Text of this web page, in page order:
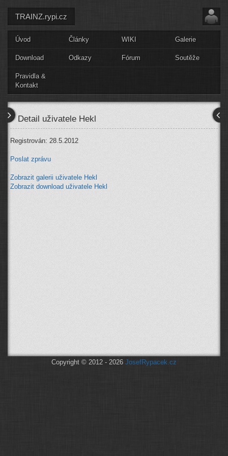
TRAINZ.rypi.cz
Úvod Články WIKI Galerie
Download Odkazy Fórum Soutěže
Pravidla &
Kontakt
Detail uživatele Hekl
Registrován: 28.5.2012
Poslat zprávu
Zobrazit galerii uživatele Hekl
Zobrazit download uživatele Hekl
Copyright © 2012 - 2026 JosefRypacek.cz